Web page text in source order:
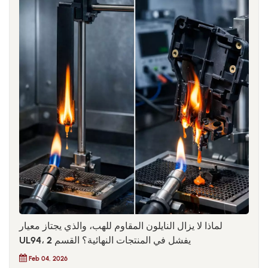
تشكيل تجريبية. ورغم أن هذه الطريقة تزيد من الجهد الأولي، إلا أنها
تُقلل بشكل كبير من المخاطر النظامية أثناء الإنتاج الضخم.
لماذا لا يزال النايلون المقاوم للهب، والذي يجتاز معيار
UL94، يفشل في المنتجات النهائية؟ القسم 2
Feb 04, 2026